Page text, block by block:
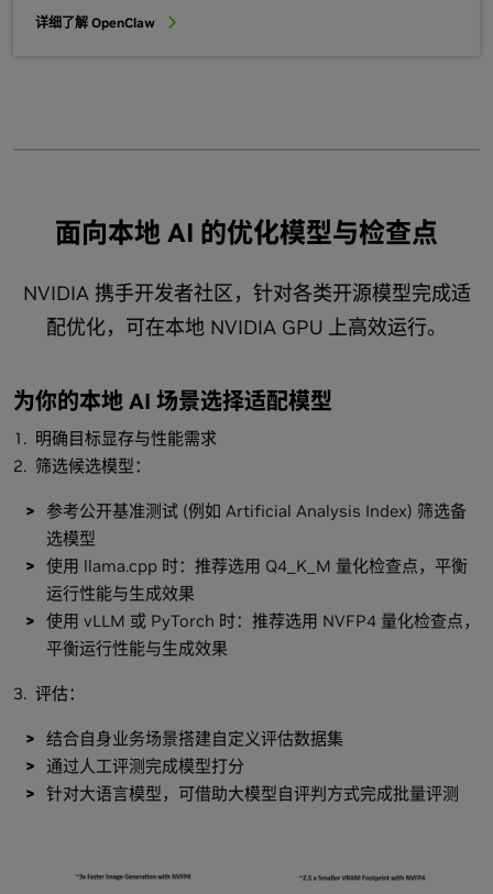
详细了解 OpenClaw
面向本地 AI 的优化模型与检查点
NVIDIA 携手开发者社区，针对各类开源模型完成适
配优化，可在本地 NVIDIA GPU 上高效运行。
为你的本地 AI 场景选择适配模型
1. 明确目标显存与性能需求
2. 筛选候选模型：​
参考公开基准测试 (例如 Artificial Analysis Index) 筛选备
选模型
使用 llama.cpp 时：推荐选用 Q4_K_M 量化检查点，平衡
运行性能与生成效果
使用 vLLM 或 PyTorch 时：推荐选用 NVFP4 量化检查点，
平衡运行性能与生成效果
3. 评估：
结合自身业务场景搭建自定义评估数据集
通过人工评测完成模型打分
针对大语言模型，可借助大模型自评判方式完成批量评测